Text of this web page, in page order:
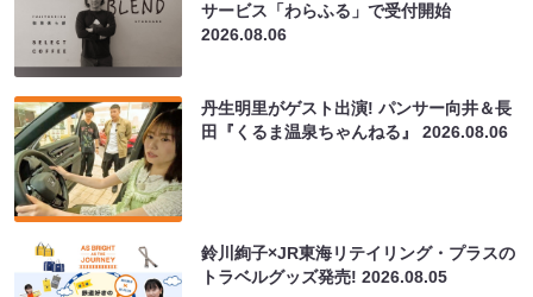
サービス「わらふる」で受付開始
2026.08.06
丹生明里がゲスト出演! パンサー向井＆長
田『くるま温泉ちゃんねる』2026.08.06
鈴川絢子×JR東海リテイリング・プラスの
トラベルグッズ発売!2026.08.05